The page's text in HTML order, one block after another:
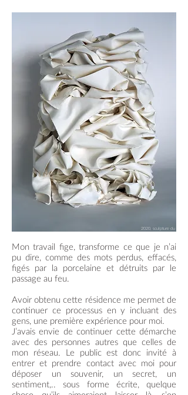
2020, sculpture du
Mon travail fige, transforme ce que je n’ai
pu dire, comme des mots perdus, effacés,
figés par la porcelaine et détruits par le
passage au feu.
Avoir obtenu cette résidence me permet de
continuer ce processus en y incluant des
gens, une première expérience pour moi.
J’avais envie de continuer cette démarche
avec des personnes autres que celles de
mon réseau. Le public est donc invité à
entrer et prendre contact avec moi pour
déposer un souvenir, un secret, un
sentiment,.. sous forme écrite, quelque